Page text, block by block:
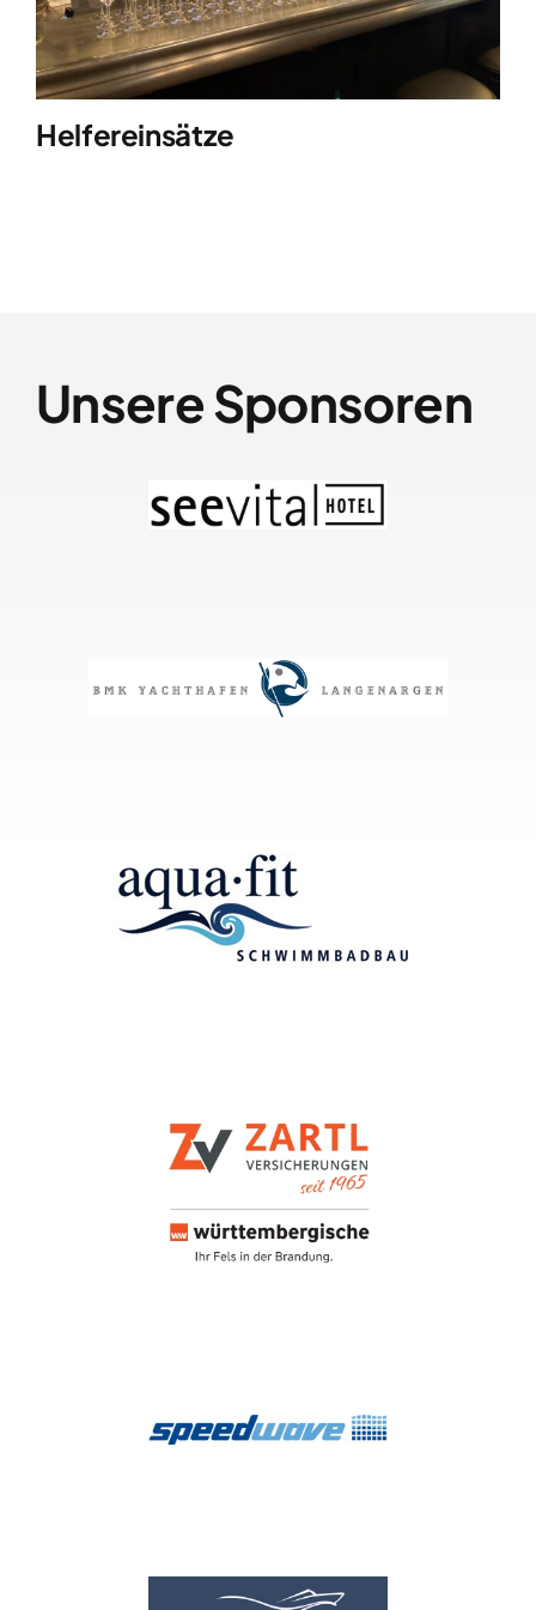
Helfereinsätze
Unsere Sponsoren